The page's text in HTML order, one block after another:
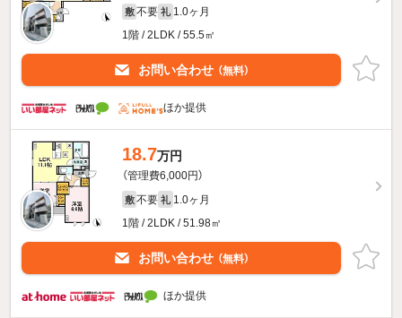
敷 不要 礼 1.0ヶ月
1階 / 2LDK / 55.5㎡
お問い合わせ （無料）
ほか提供
18.7万円
（管理費6,000円）
敷 不要 礼 1.0ヶ月
1階 / 2LDK / 51.98㎡
お問い合わせ （無料）
ほか提供